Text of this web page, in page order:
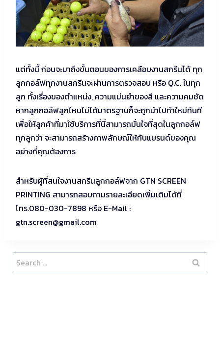
แต่ทั้งนี้ ก่อนจะมาถึงขั้นตอนของการเคลือบงานสกรีนได้ ทุก
ลูกกอล์ฟทุกงานสกรีนจะผ่านการตรวจสอบ หรือ Q.C. ในทุก
ลูก ทั้งเรื่องของตำแหน่ง, ความแม่นยำของสี และความคมชัด
หากลูกกอล์ฟลูกไหนไม่ได้มาตรฐานก็จะถูกนำไปทำใหม่ทันที
เพื่อให้ลูกค้าที่มาใช้บริการที่นี่สามารถมั่นใจที่สุดในลูกกอล์ฟ
ทุกลูกว่า จะสามารถสร้างภาพลักษณ์ให้กับแบรนด์ของคุณ
อย่างที่คุณต้องการ
สำหรับผู้ที่สนใจงานสกรีนลูกกอล์ฟจาก GTN SCREEN
PRINTING สามารถสอบถามรายละเอียดเพิ่มเติมได้ที่
โทร.080-030-7898 หรือ E-Mail :
gtn.screen@gmail.com
Search
for: